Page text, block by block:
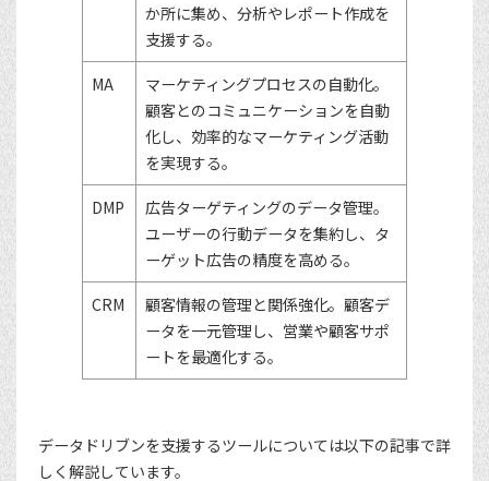
か所に集め、分析やレポート作成を
支援する。
MA
マーケティングプロセスの自動化。
顧客とのコミュニケーションを自動
化し、効率的なマーケティング活動
を実現する。
DMP
広告ターゲティングのデータ管理。
ユーザーの行動データを集約し、タ
ーゲット広告の精度を高める。
CRM
顧客情報の管理と関係強化。顧客デ
ータを一元管理し、営業や顧客サポ
ートを最適化する。
データドリブンを支援するツールについては以下の記事で詳
しく解説しています。